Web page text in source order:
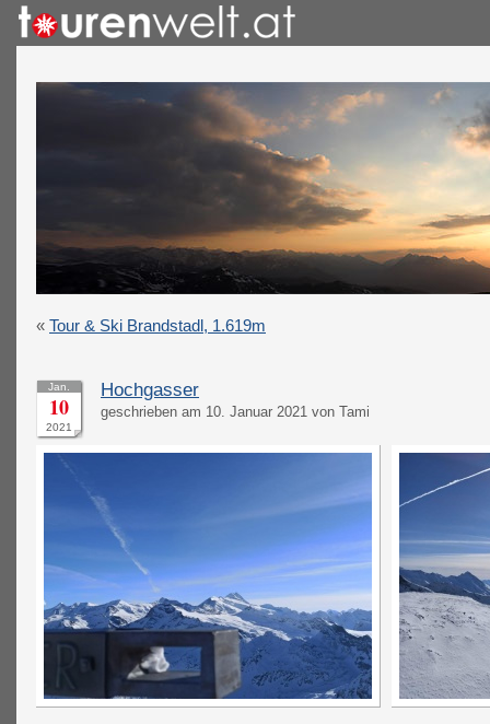
« Tour & Ski Brandstadl, 1.619m
Jan.
10
2021
Hochgasser
geschrieben am 10. Januar 2021 von Tami